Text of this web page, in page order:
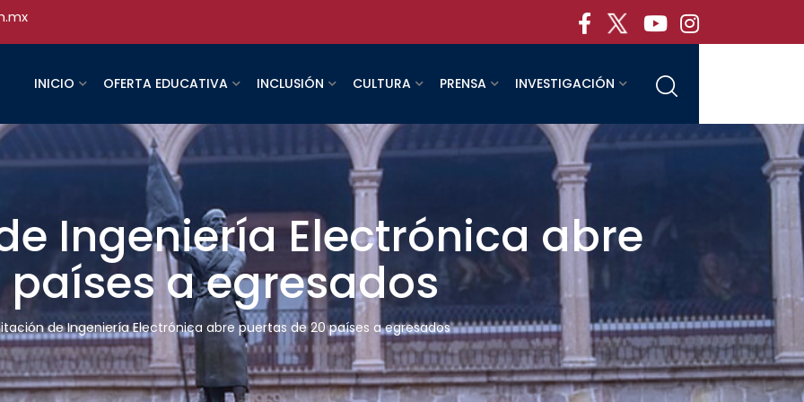
INICIO OFERTA EDUCATIVA INCLUSIÓN CULTURA PRENSA INVESTIGACIÓN
Ingeniería Electrónica abre
a egresados
de Ingeniería Electrónica abre puertas de 20 países a egresados